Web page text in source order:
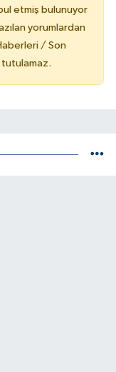
etmiş bulunuyor
yorumlardan
/ Son
tutulamaz.